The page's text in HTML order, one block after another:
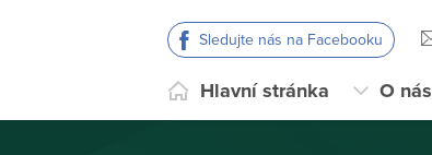
Sledujte nás na Facebooku
Hlavní stránka O nás